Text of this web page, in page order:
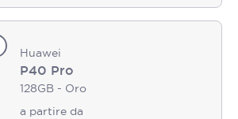
Huawei
P40 Pro
128GB - Oro
a partire da